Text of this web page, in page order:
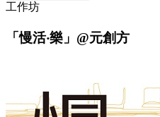
工作坊
「慢活‧樂」@元創方